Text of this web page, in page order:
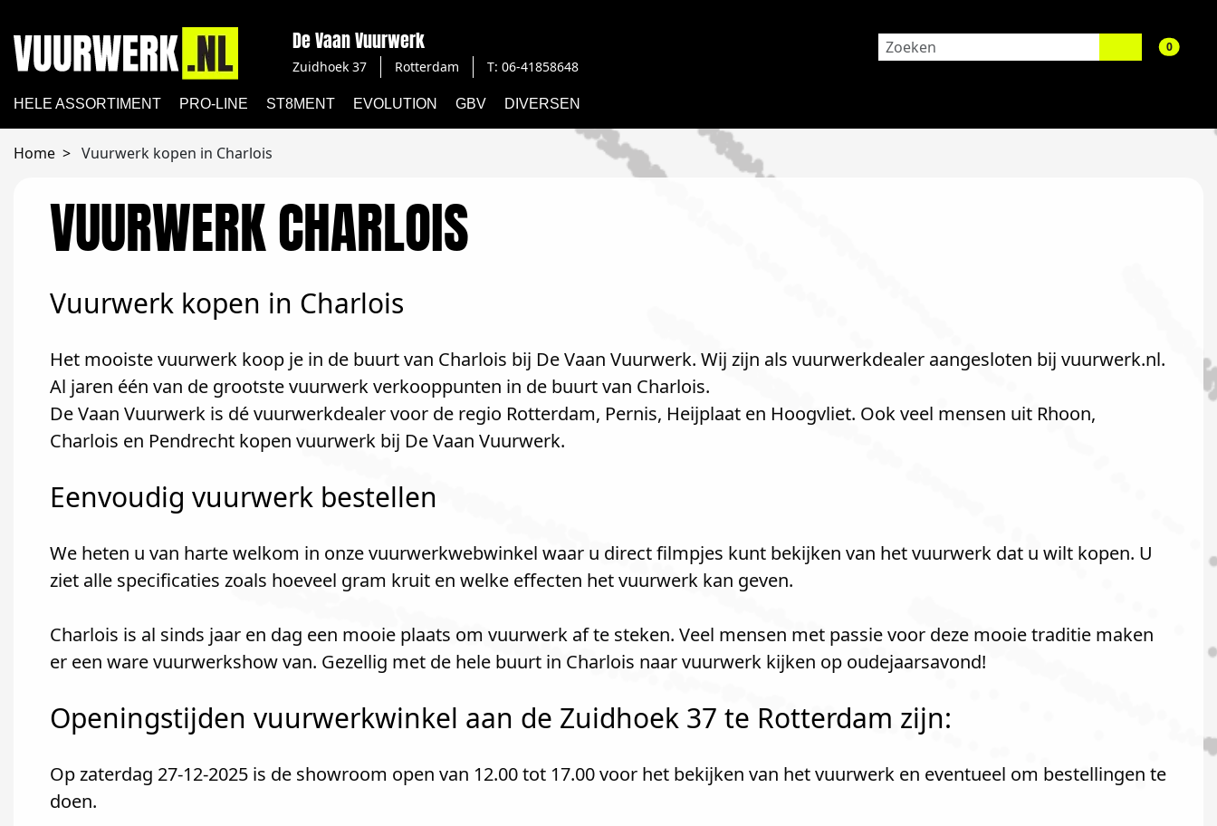
De Vaan Vuurwerk
Zuidhoek 37 Rotterdam T: 06-41858648
0aantal
HELE ASSORTIMENT PRO-LINE ST8MENT EVOLUTION GBV DIVERSEN
Home Vuurwerk kopen in Charlois
VUURWERK CHARLOIS
Vuurwerk kopen in Charlois
Het mooiste vuurwerk koop je in de buurt van Charlois bij De Vaan Vuurwerk. Wij zijn als vuurwerkdealer aangesloten bij vuurwerk.nl.
Al jaren één van de grootste vuurwerk verkooppunten in de buurt van Charlois.
De Vaan Vuurwerk is dé vuurwerkdealer voor de regio Rotterdam, Pernis, Heijplaat en Hoogvliet. Ook veel mensen uit Rhoon,
Charlois en Pendrecht kopen vuurwerk bij De Vaan Vuurwerk.
Eenvoudig vuurwerk bestellen
We heten u van harte welkom in onze vuurwerkwebwinkel waar u direct filmpjes kunt bekijken van het vuurwerk dat u wilt kopen. U
ziet alle specificaties zoals hoeveel gram kruit en welke effecten het vuurwerk kan geven.
Charlois is al sinds jaar en dag een mooie plaats om vuurwerk af te steken. Veel mensen met passie voor deze mooie traditie maken
er een ware vuurwerkshow van. Gezellig met de hele buurt in Charlois naar vuurwerk kijken op oudejaarsavond!
Openingstijden vuurwerkwinkel aan de Zuidhoek 37 te Rotterdam zijn:
Op zaterdag 27-12-2025 is de showroom open van 12.00 tot 17.00 voor het bekijken van het vuurwerk en eventueel om bestellingen te
doen.